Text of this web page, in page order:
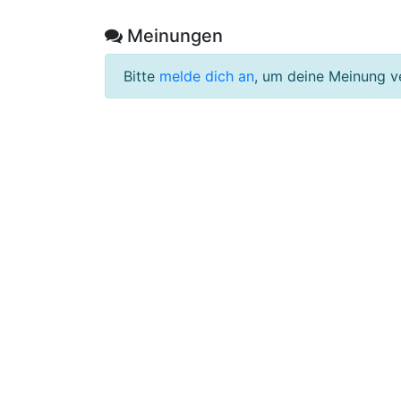
Meinungen
Bitte melde dich an, um deine Meinung